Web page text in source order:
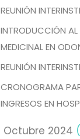
REUNIÓN
INTRODUCCIÓN
MEDICINAL EN
REUNIÓN
CRONOGRAMA
INGRESOS EN
Octubre 2024